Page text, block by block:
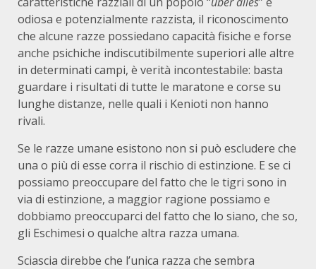
odiosa e potenzialmente razzista, il riconoscimento
che alcune razze possiedano capacità fisiche e forse
anche psichiche indiscutibilmente superiori alle altre
in determinati campi, è verità incontestabile: basta
guardare i risultati di tutte le maratone e corse su
lunghe distanze, nelle quali i Kenioti non hanno
rivali.
Se le razze umane esistono non si può escludere che
una o più di esse corra il rischio di estinzione. E se ci
possiamo preoccupare del fatto che le tigri sono in
via di estinzione, a maggior ragione possiamo e
dobbiamo preoccuparci del fatto che lo siano, che so,
gli Eschimesi o qualche altra razza umana.
Sciascia direbbe che l’unica razza che sembra